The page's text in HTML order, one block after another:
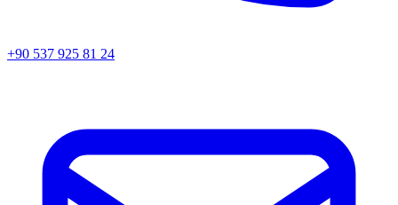
+90 537 925 81 24